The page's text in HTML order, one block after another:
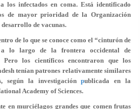
los infectados en coma. Está identificado
de mayor prioridad de la Organización
de vacunas.
de lo que se conoce como el “cinturón de
a lo largo de la frontera occidental de
los científicos encontraron que los
tenían patrones relativamente similares
según la investigaciónpublicada en la
Academy of Sciences.
en murciélagos grandes que comen frutas